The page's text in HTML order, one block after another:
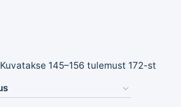
Kuvatakse 145–156 tulemust 172-st